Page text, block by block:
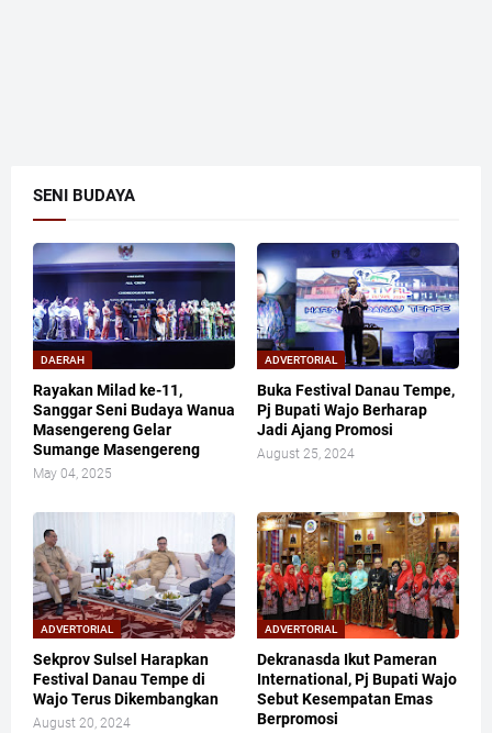
SENI BUDAYA
DAERAH
Rayakan Milad ke-11,
Sanggar Seni Budaya Wanua
Masengereng Gelar
Sumange Masengereng
May 04, 2025
ADVERTORIAL
Buka Festival Danau Tempe,
Pj Bupati Wajo Berharap
Jadi Ajang Promosi
August 25, 2024
ADVERTORIAL
Sekprov Sulsel Harapkan
Festival Danau Tempe di
Wajo Terus Dikembangkan
August 20, 2024
ADVERTORIAL
Dekranasda Ikut Pameran
International, Pj Bupati Wajo
Sebut Kesempatan Emas
Berpromosi